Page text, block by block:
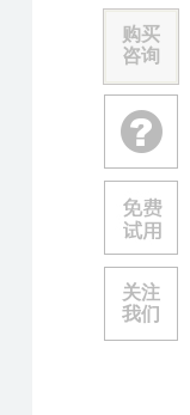
购买
咨询
关注
我们